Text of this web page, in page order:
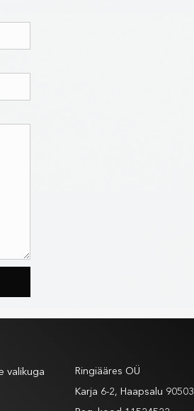
valikuga
Ringiääres OÜ
Karja 6-2, Haapsalu 90503